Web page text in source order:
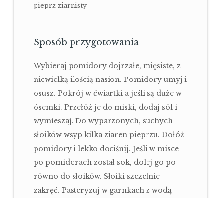
pieprz ziarnisty
Sposób przygotowania
Wybieraj pomidory dojrzałe, mięsiste, z
niewielką ilością nasion. Pomidory umyj i
osusz. Pokrój w ćwiartki a jeśli są duże w
ósemki. Przełóż je do miski, dodaj sól i
wymieszaj. Do wyparzonych, suchych
słoików wsyp kilka ziaren pieprzu. Dołóż
pomidory i lekko dociśnij. Jeśli w misce
po pomidorach został sok, dolej go po
równo do słoików. Słoiki szczelnie
zakręć. Pasteryzuj w garnkach z wodą